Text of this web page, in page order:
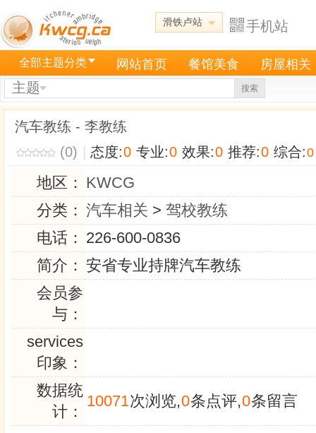
滑铁卢站 手机站
全部主题分类 网站首页 餐馆美食 房屋相关
主题 搜索
汽车教练 - 李教练
(0)
态度:0 专业:0 效果:0 推荐:0 综合:0
地区： KWCG
分类： 汽车相关 > 驾校教练
电话： 226-600-0836
简介： 安省专业持牌汽车教练
会员参
与：
services
印象：
数据统
计：
10071次浏览,0条点评,0条留言